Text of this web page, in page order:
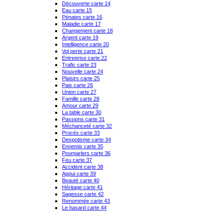
Découverte carte 14
Eau carte 15
Pénates carte 16
Maladie carte 17
Changement carte 18
Argent carte 19
Intelligence carte 20
Vol perte carte 21
Entreprise carte 22
Trafic carte 23
Nouvelle carte 24
Plaisirs carte 25
Paix carte 26
Union carte 27
Famille carte 28
Amour carte 29
La table carte 30
Passions carte 31
Méchanceté carte 32
Procès carte 33
Despotisme carte 34
Ennemis carte 35
Pourparlers carte 36
Feu carte 37
Accident carte 38
Appui carte 39
Beauté carte 40
Héritage carte 41
Sagesse carte 42
Renommée carte 43
Le hasard carte 44